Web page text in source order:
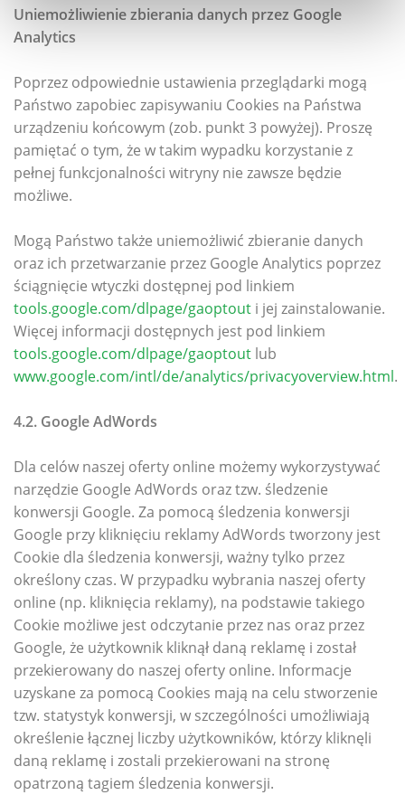
Uniemożliwienie zbierania danych przez Google
Analytics
Poprzez odpowiednie ustawienia przeglądarki mogą
Państwo zapobiec zapisywaniu Cookies na Państwa
urządzeniu końcowym (zob. punkt 3 powyżej). Proszę
pamiętać o tym, że w takim wypadku korzystanie z
pełnej funkcjonalności witryny nie zawsze będzie
możliwe.
Mogą Państwo także uniemożliwić zbieranie danych
oraz ich przetwarzanie przez Google Analytics poprzez
ściągnięcie wtyczki dostępnej pod linkiem
tools.google.com/dlpage/gaoptout i jej zainstalowanie.
Więcej informacji dostępnych jest pod linkiem
tools.google.com/dlpage/gaoptout lub
www.google.com/intl/de/analytics/privacyoverview.html.
4.2. Google AdWords
Dla celów naszej oferty online możemy wykorzystywać
narzędzie Google AdWords oraz tzw. śledzenie
konwersji Google. Za pomocą śledzenia konwersji
Google przy kliknięciu reklamy AdWords tworzony jest
Cookie dla śledzenia konwersji, ważny tylko przez
określony czas. W przypadku wybrania naszej oferty
online (np. kliknięcia reklamy), na podstawie takiego
Cookie możliwe jest odczytanie przez nas oraz przez
Google, że użytkownik kliknął daną reklamę i został
przekierowany do naszej oferty online. Informacje
uzyskane za pomocą Cookies mają na celu stworzenie
tzw. statystyk konwersji, w szczególności umożliwiają
określenie łącznej liczby użytkowników, którzy kliknęli
daną reklamę i zostali przekierowani na stronę
opatrzoną tagiem śledzenia konwersji.